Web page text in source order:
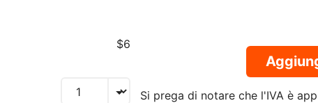
$6
Si prega di notare che l'IVA è